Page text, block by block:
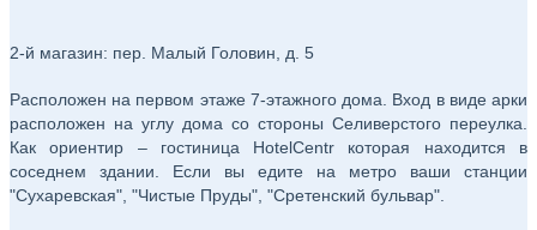
2-й магазин: пер. Малый Головин, д. 5
Расположен на первом этаже 7-этажного дома. Вход в виде арки
расположен на углу дома со стороны Селиверстого переулка.
Как ориентир – гостиница HotelCentr которая находится в
соседнем здании. Если вы едите на метро ваши станции
"Сухаревская", "Чистые Пруды", "Сретенский бульвар".